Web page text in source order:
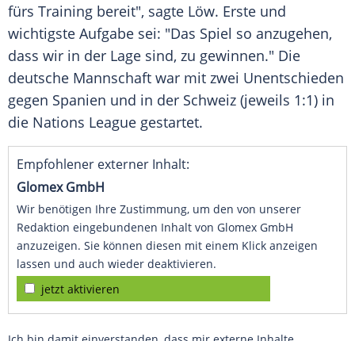
fürs Training bereit", sagte Löw. Erste und
wichtigste Aufgabe sei: "Das Spiel so anzugehen,
dass wir in der Lage sind, zu gewinnen." Die
deutsche Mannschaft war mit zwei Unentschieden
gegen Spanien und in der Schweiz (jeweils 1:1) in
die Nations League gestartet.
Empfohlener externer Inhalt:
Glomex GmbH
Wir benötigen Ihre Zustimmung, um den von unserer
Redaktion eingebundenen Inhalt von Glomex GmbH
anzuzeigen. Sie können diesen mit einem Klick anzeigen
lassen und auch wieder deaktivieren.
jetzt aktivieren